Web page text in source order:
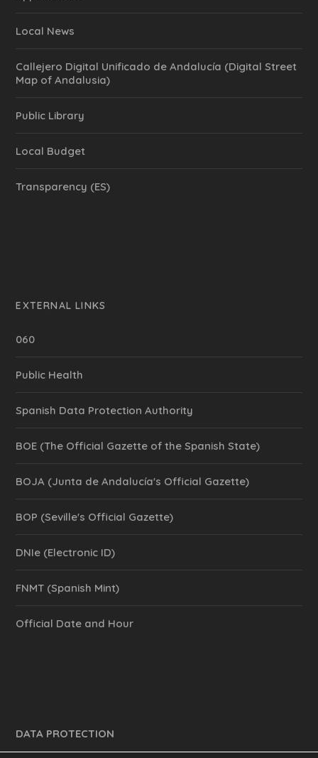
Local News
Callejero Digital Unificado de Andalucía (Digital Street
Map of Andalusia)
Public Library
Local Budget
Transparency (ES)
EXTERNAL LINKS
060
Public Health
Spanish Data Protection Authority
BOE (The Official Gazette of the Spanish State)
BOJA (Junta de Andalucía's Official Gazette)
BOP (Seville's Official Gazette)
DNIe (Electronic ID)
FNMT (Spanish Mint)
Official Date and Hour
DATA PROTECTION